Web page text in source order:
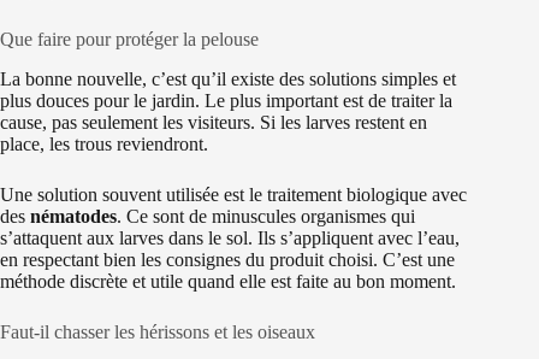
Que faire pour protéger la pelouse
La bonne nouvelle, c’est qu’il existe des solutions simples et
plus douces pour le jardin. Le plus important est de traiter la
cause, pas seulement les visiteurs. Si les larves restent en
place, les trous reviendront.
Une solution souvent utilisée est le traitement biologique avec
des nématodes. Ce sont de minuscules organismes qui
s’attaquent aux larves dans le sol. Ils s’appliquent avec l’eau,
en respectant bien les consignes du produit choisi. C’est une
méthode discrète et utile quand elle est faite au bon moment.
Faut-il chasser les hérissons et les oiseaux